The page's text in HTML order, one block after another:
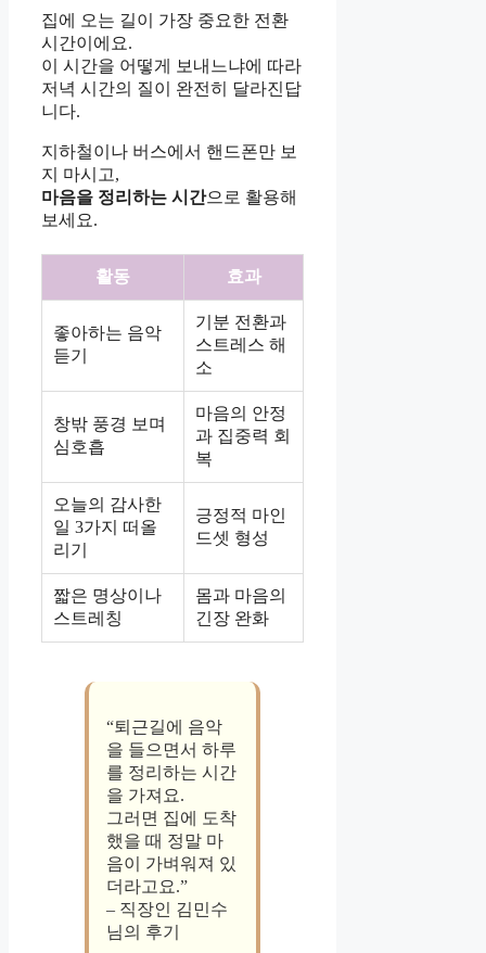
집에 오는 길이 가장 중요한 전환
시간이에요.
이 시간을 어떻게 보내느냐에 따라
저녁 시간의 질이 완전히 달라진답
니다.
지하철이나 버스에서 핸드폰만 보
지 마시고,
마음을 정리하는 시간으로 활용해
보세요.
활동 효과
좋아하는 음악
듣기
기분 전환과
스트레스 해
소
창밖 풍경 보며
심호흡
마음의 안정
과 집중력 회
복
오늘의 감사한
일 3가지 떠올
리기
긍정적 마인
드셋 형성
짧은 명상이나
스트레칭
몸과 마음의
긴장 완화
“퇴근길에 음악
을 들으면서 하루
를 정리하는 시간
을 가져요.
그러면 집에 도착
했을 때 정말 마
음이 가벼워져 있
더라고요.”
– 직장인 김민수
님의 후기